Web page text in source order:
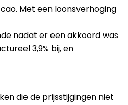
Met een loonsverhoging
nadat er een akkoord was
3,9% bij, en
die de prijsstijgingen niet